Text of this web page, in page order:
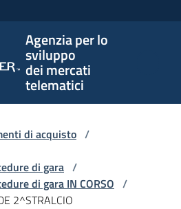
Agenzia per lo
sviluppo
dei mercati
telematici
di acquisto /
di gara /
di gara IN CORSO /
2^STRALCIO